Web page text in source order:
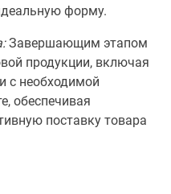
форму.
Завершающим этапом
продукции, включая
с необходимой
обеспечивая
поставку товара